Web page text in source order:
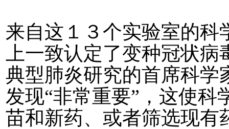
来自这１３个实验室的科
上一致认定了变种冠状
典型肺炎研究的首席科学
发现“非常重要”，这使
苗和新药、或者筛选现有